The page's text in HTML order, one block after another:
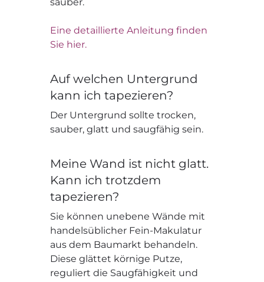
sauber.
Eine detaillierte Anleitung finden
Sie hier.
Auf welchen Untergrund
kann ich tapezieren?
Der Untergrund sollte trocken,
sauber, glatt und saugfähig sein.
Meine Wand ist nicht glatt.
Kann ich trotzdem
tapezieren?
Sie können unebene Wände mit
handelsüblicher Fein-Makulatur
aus dem Baumarkt behandeln.
Diese glättet körnige Putze,
reguliert die Saugfähigkeit und